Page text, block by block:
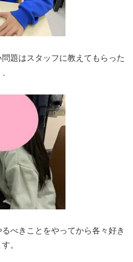
題はスタッフに教えてもらった
べきことをやってから各々好き
。